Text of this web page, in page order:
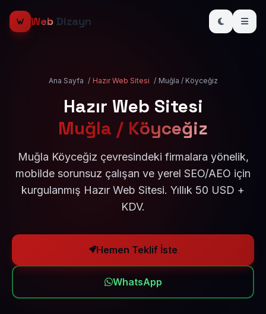
Web Dizayn
Ana Sayfa / Hazır Web Sitesi / Muğla / Köyceğiz
Hazır Web Sitesi
Muğla / Köyceğiz
Muğla Köyceğiz çevresindeki firmalara yönelik,
mobilde sorunsuz çalışan ve yerel SEO/AEO için
kurgulanmış Hazır Web Sitesi. Yıllık 50 USD +
KDV.
Hemen Teklif İste
WhatsApp